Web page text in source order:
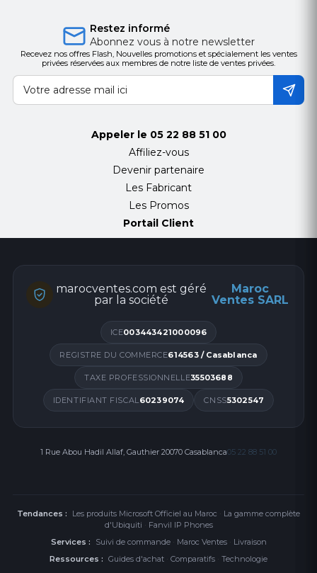
Restez informé
Abonnez vous à notre newsletter
Recevez nos offres Flash, Nouvelles promotions et spécialement les ventes
privées réservées aux membres de notre liste de ventes privées.
Appeler le 05 22 88 51 00
Affiliez-vous
Devenir partenaire
Les Fabricant
Les Promos
Portail Client
marocventes.com est géré
par la société
Maroc
Ventes SARL
ICE003443421000096
REGISTRE DU COMMERCE614563 / Casablanca
TAXE PROFESSIONNELLE35503688
IDENTIFIANT FISCAL60239074 CNSS5302547
1 Rue Abou Hadil Allaf, Gauthier 20070 Casablanca05 22 88 51 00
Tendances : Les produits Microsoft Officiel au Maroc · La gamme complète
d'Ubiquiti · Fanvil IP Phones
Services :
Suivi de commande· Maroc Ventes· Livraison
Ressources : Guides d'achat · Comparatifs · Technologie